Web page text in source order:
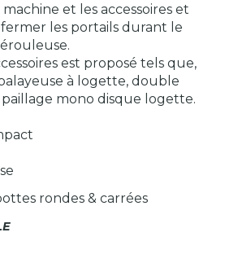
rondes & carrées
et les accessoires et
les portails durant le
est proposé tels que,
à logette, double
mono disque logette.